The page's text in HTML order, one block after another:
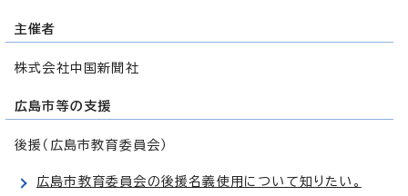
主催者
株式会社中国新聞社
広島市等の支援
後援（広島市教育委員会）
広島市教育委員会の後援名義使用について知りたい。